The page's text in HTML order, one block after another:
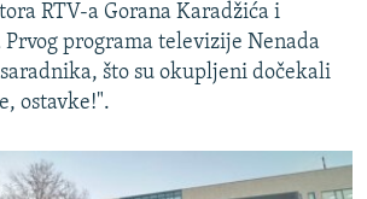
RTV-a Gorana Karadžića i
programa televizije Nenada
što su okupljeni dočekali
ostavke!".